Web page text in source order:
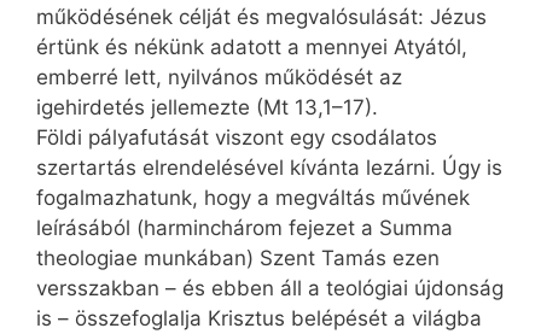
működésének célját és megvalósulását: Jézus
értünk és nékünk adatott a mennyei Atyától,
emberré lett, nyilvános működését az
igehirdetés jellemezte (Mt 13,1–17).
Földi pályafutását viszont egy csodálatos
szertartás elrendelésével kívánta lezárni. Úgy is
fogalmazhatunk, hogy a megváltás művének
leírásából (harminchárom fejezet a Summa
theologiae munkában) Szent Tamás ezen
versszakban – és ebben áll a teológiai újdonság
is – összefoglalja Krisztus belépését a világba